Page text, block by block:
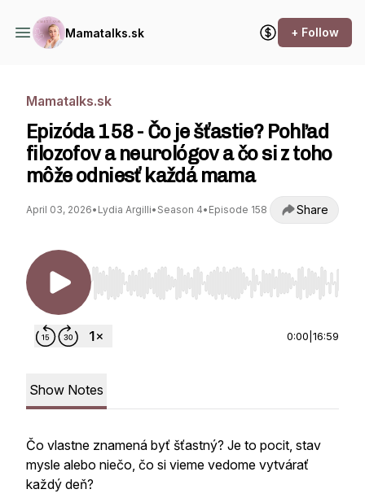
Mamatalks.sk + Follow
Mamatalks.sk
Epizóda 158 - Čo je šťastie? Pohľad
filozofov a neurológov a čo si z toho
môže odniesť každá mama
April 03, 2026• Lydia Argilli• Season 4• Episode 158 Share
Use Left/Right to seek, Home/End to jump to
0:00 16:59
Show Notes
Čo vlastne znamená byť šťastný? Je to pocit, stav
mysle alebo niečo, čo si vieme vedome vytvárať
každý deň?